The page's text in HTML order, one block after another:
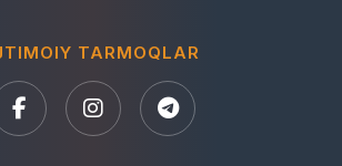
TARMOQLAR